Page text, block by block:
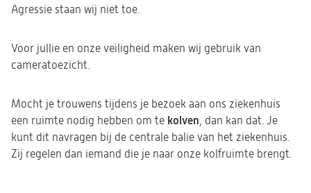
Agressie staan wij niet toe.
Voor jullie en onze veiligheid maken wij gebruik van
cameratoezicht.
Mocht je trouwens tijdens je bezoek aan ons ziekenhuis
een ruimte nodig hebben om te kolven, dan kan dat. Je
kunt dit navragen bij de centrale balie van het ziekenhuis.
Zij regelen dan iemand die je naar onze kolfruimte brengt.